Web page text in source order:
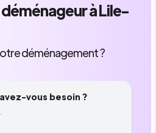
à Lile-
déménagement ?
vous besoin ?